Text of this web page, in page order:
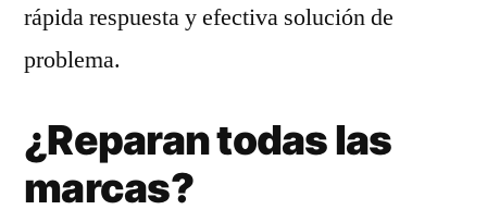
rápida respuesta y efectiva solución de
problema.
¿Reparan todas las
marcas?